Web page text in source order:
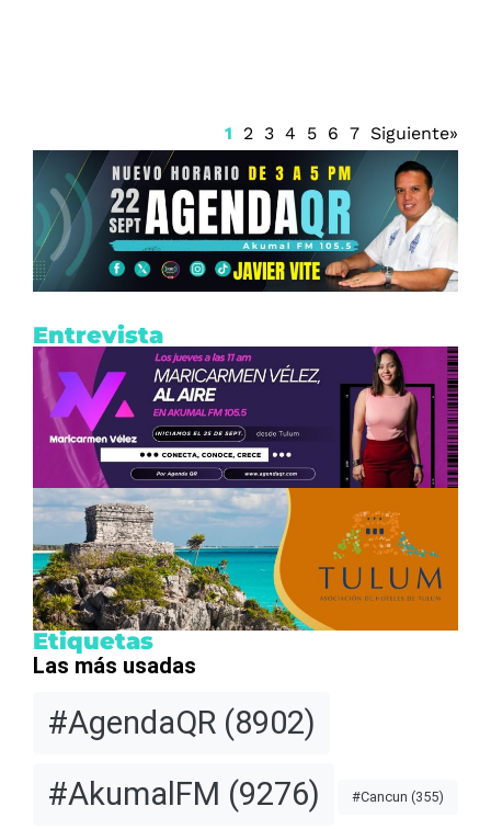
1 2 3 4 5 6 7 Siguiente»
Entrevista
Etiquetas
Las más usadas
#AgendaQR (8902)
#AkumalFM (9276) #Cancun (355)